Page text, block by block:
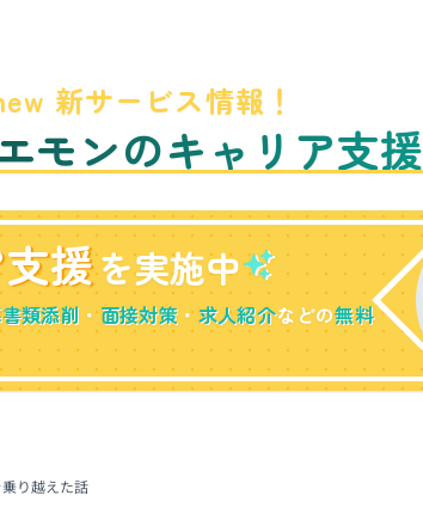
新サービス情報！
モンのキャリア支援
援を実施中
類添削 ・面接対策 ・求人紹介などの無料
り越えた話